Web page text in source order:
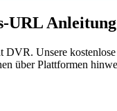
URL Anleitung
Unsere
über Plattformen